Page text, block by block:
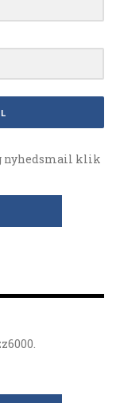
nyhedsmail klik